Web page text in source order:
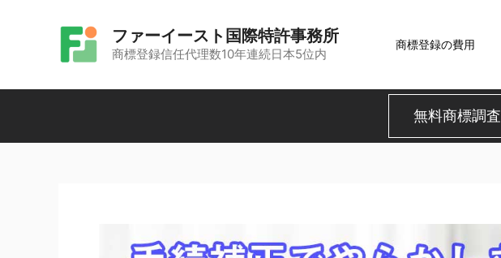
ン
へ
ファーイースト国際特許事務所
商標登録信任代理数10年連続日本5位内
商標登録の費用
無料商標調査